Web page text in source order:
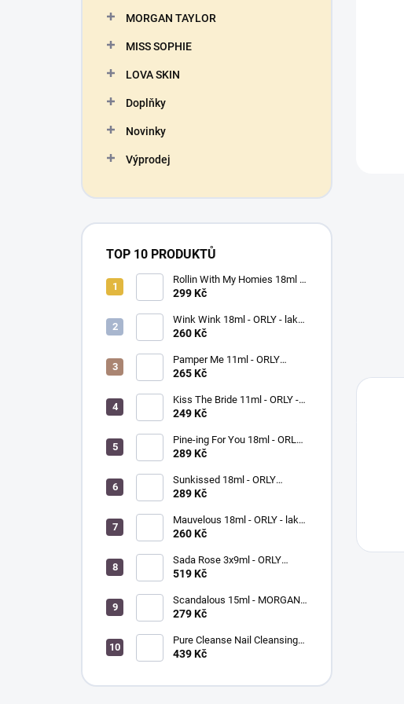
MORGAN TAYLOR
MISS SOPHIE
LOVA SKIN
Doplňky
Novinky
Výprodej
TOP 10 PRODUKTŮ
Rollin With My Homies 18ml -
ORLY - lak na nehty
299 Kč
Wink Wink 18ml - ORLY - lak
na nehty
260 Kč
Pamper Me 11ml - ORLY
BREATHABLE - ošetřující lak
265 Kč
Kiss The Bride 11ml - ORLY -
lak na nehty
249 Kč
Pine-ing For You 18ml - ORLY
BREATHABLE - ošetřující
289 Kč
Sunkissed 18ml - ORLY
BREATHABLE - ošetřující
289 Kč
Mauvelous 18ml - ORLY - lak
na nehty
260 Kč
Sada Rose 3x9ml - ORLY
FRENCH MANICURE - sada
519 Kč
Scandalous 15ml - MORGAN
TAYLOR - lak na nehty
279 Kč
Pure Cleanse Nail Cleansing
Spray 120ml - MORGAN
439 Kč